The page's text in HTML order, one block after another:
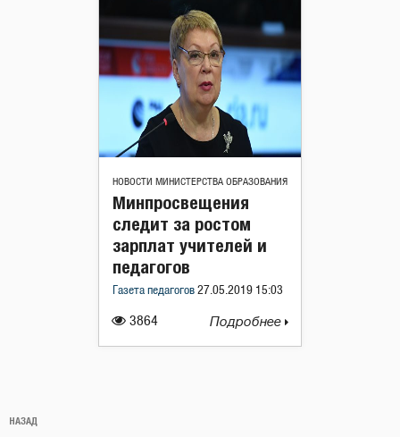
НОВОСТИ МИНИСТЕРСТВА ОБРАЗОВАНИЯ
3864
Минпросвещения
следит за ростом
зарплат учителей и
педагогов
Газета педагогов 27.05.2019 15:03
Подробнее
по
Предыдущая
НАЗАД